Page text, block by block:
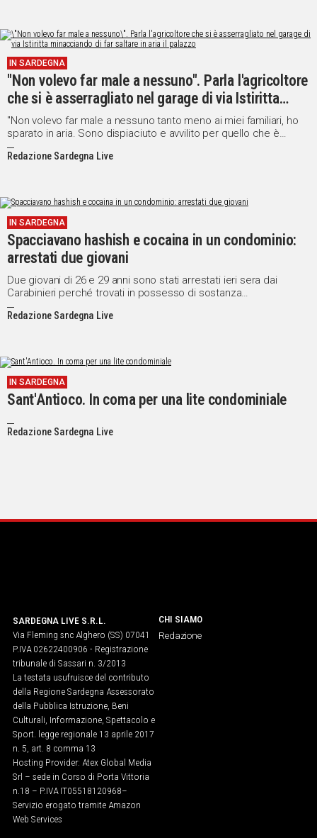
IN SARDEGNA
"Non volevo far male a nessuno". Parla l'agricoltore
che si è asserragliato nel garage di via Istiritta
minacciando di far saltare in aria il palazzo
"Non volevo far male a nessuno tanto meno ai miei familiari, ho
sparato in aria. Sono dispiaciuto e avvilito per quello che è
successo", queste le parole di Pietrino Floris dal reparto di
Medicina dell'ospedale San Francesco di Nuoro dove è
Redazione Sardegna Live
IN SARDEGNA
Spacciavano hashish e cocaina in un condominio:
arrestati due giovani
Due giovani di 26 e 29 anni sono stati arrestati ieri sera dai
Carabinieri perché trovati in possesso di sostanza
stupefacente.
Redazione Sardegna Live
IN SARDEGNA
Sant'Antioco. In coma per una lite condominiale
Redazione Sardegna Live
SARDEGNA LIVE S.R.L.
Via Fleming snc Alghero (SS) 07041
P.IVA 02622400906 - Registrazione
tribunale di Sassari n. 3/2013
La testata usufruisce del contributo
della Regione Sardegna Assessorato
della Pubblica Istruzione, Beni
Culturali, Informazione, Spettacolo e
Sport. legge regionale 13 aprile 2017
n. 5, art. 8 comma 13
Hosting Provider: Atex Global Media
Srl – sede in Corso di Porta Vittoria
n.18 – P.IVA IT05518120968​–
Servizio erogato tramite Amazon
Web Services
CHI SIAMO
Redazione